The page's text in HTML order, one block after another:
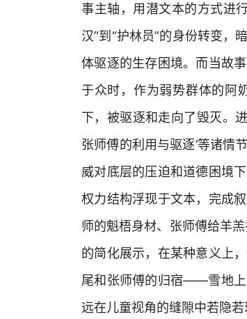
事主轴，用潜文本的方式进
汉”到“护林员”的身份转变，
体驱逐的生存困境。而当故
于众时，作为弱势群体的阿
下，被驱逐和走向了毁灭。
张师傅的利用与驱逐’等诸情
威对底层的压迫和道德困境
权力结构浮现于文本，完成
师的魁梧身材、张师傅给羊
的简化展示，在某种意义上
尾和张师傅的归宿——雪地
远在儿童视角的缝隙中若隐